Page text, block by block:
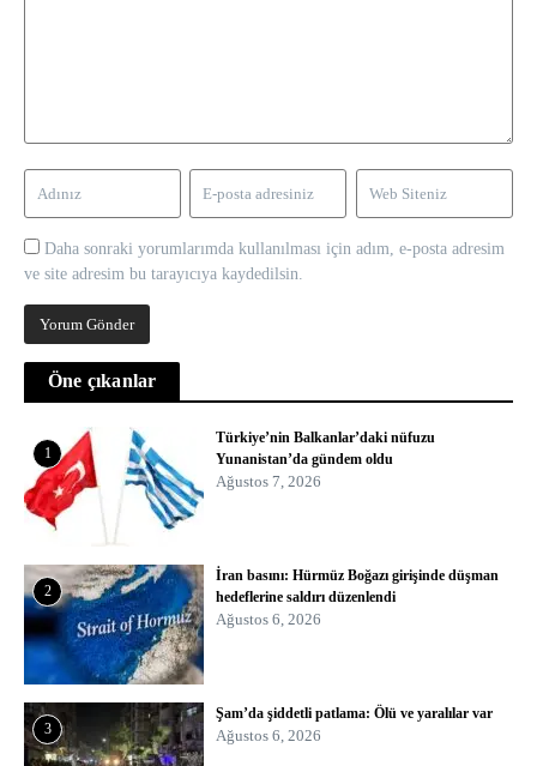
Daha sonraki yorumlarımda kullanılması için adım, e-posta adresim
ve site adresim bu tarayıcıya kaydedilsin.
Öne çıkanlar
1
Türkiye’nin Balkanlar’daki nüfuzu
Yunanistan’da gündem oldu
Ağustos 7, 2026
2
İran basını: Hürmüz Boğazı girişinde düşman
hedeflerine saldırı düzenlendi
Ağustos 6, 2026
3
Şam’da şiddetli patlama: Ölü ve yaralılar var
Ağustos 6, 2026